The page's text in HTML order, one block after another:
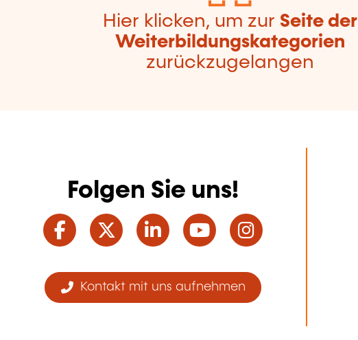
Hier klicken, um zur Seite der
Weiterbildungskategorien
zurückzugelangen
Folgen Sie uns!
Facebook
TwitterLinkedInYouTube
Kontakt mit uns aufnehmen